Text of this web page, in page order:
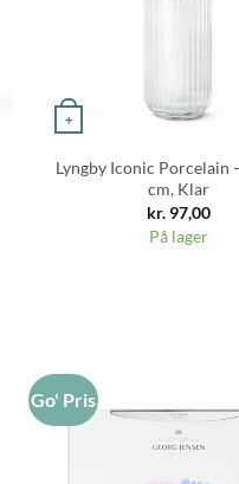
+
Lyngby Iconic Porcelain
cm, Klar
kr. 97,00
På lager
Go' Pris